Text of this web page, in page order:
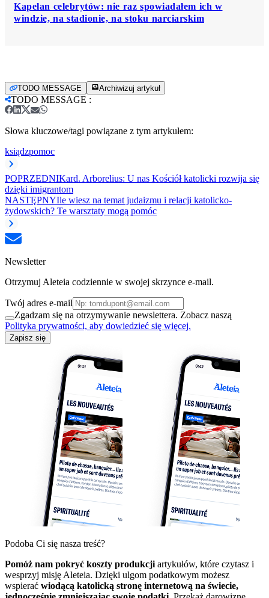
Kapelan celebrytów: nie raz spowiadałem ich w
windzie, na stadionie, na stoku narciarskim
TODO MESSAGE Archiwizuj artykuł
TODO MESSAGE :
Słowa kluczowe/tagi powiązane z tym artykułem:
ksiądzpomoc
POPRZEDNIKard. Arborelius: U nas Kościół katolicki rozwija się
dzięki imigrantom
NASTĘPNYIle wiesz na temat judaizmu i relacji katolicko-
żydowskich? Te warsztaty mogą pomóc
Newsletter
Otrzymuj Aleteia codziennie w swojej skrzynce e-mail.
Twój adres e-mail
Zgadzam się na otrzymywanie newslettera. Zobacz naszą
Polityka prywatności, aby dowiedzieć się więcej.
Zapisz się
Podoba Ci się nasza treść?
Pomóż nam pokryć koszty produkcji artykułów, które czytasz i
wesprzyj misję Aleteia. Dzięki ulgom podatkowym możesz
wspierać wiodącą katolicką stronę internetową na świecie,